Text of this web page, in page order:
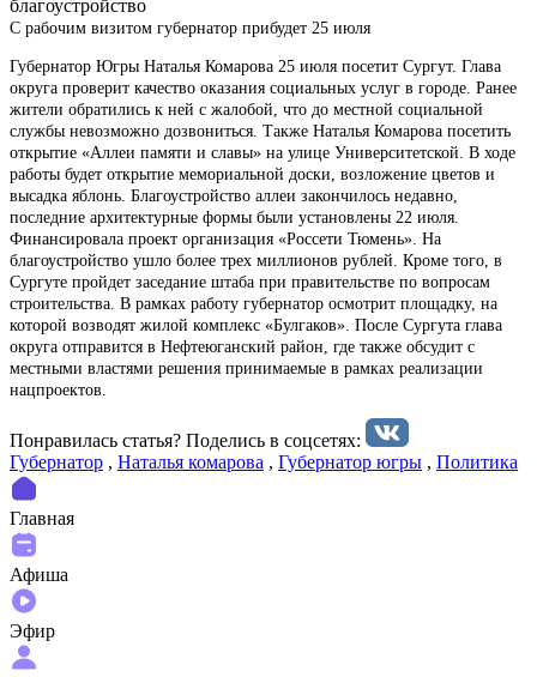
благоустройство
С рабочим визитом губернатор прибудет 25 июля
Губернатор Югры Наталья Комарова 25 июля посетит Сургут. Глава
округа проверит качество оказания социальных услуг в городе. Ранее
жители обратились к ней с жалобой, что до местной социальной
службы невозможно дозвониться. Также Наталья Комарова посетить
открытие «Аллеи памяти и славы» на улице Университетской. В ходе
работы будет открытие мемориальной доски, возложение цветов и
высадка яблонь. Благоустройство аллеи закончилось недавно,
последние архитектурные формы были установлены 22 июля.
Финансировала проект организация «Россети Тюмень». На
благоустройство ушло более трех миллионов рублей. Кроме того, в
Сургуте пройдет заседание штаба при правительстве по вопросам
строительства. В рамках работу губернатор осмотрит площадку, на
которой возводят жилой комплекс «Булгаков». После Сургута глава
округа отправится в Нефтеюганский район, где также обсудит с
местными властями решения принимаемые в рамках реализации
нацпроектов.
Понравилась статья? Поделиcь в соцсетях:
Губернатор , Наталья комарова , Губернатор югры , Политика
Главная
Афиша
Эфир